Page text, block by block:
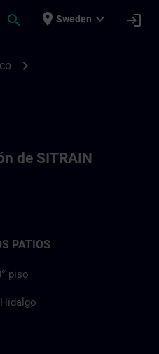
search place Sweden expand_more login
chevron_right
de SITRAIN
PATIOS
piso